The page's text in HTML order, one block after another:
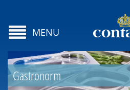
MENU
Gastronorm